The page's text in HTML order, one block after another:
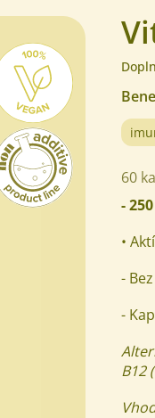
60
- 250
•
- Bez
-
B12